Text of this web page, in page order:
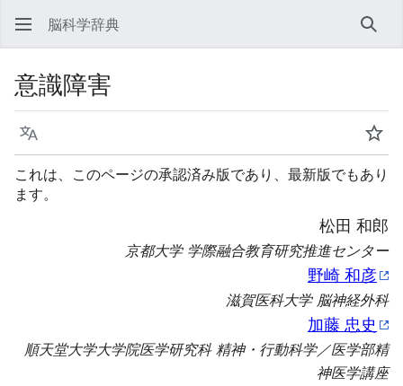
脳科学辞典 検索
意識障害
言語
ウ
これは、このページの承認済み版であり、最新版でもあり
ます。
松田 和郎
京都大学 学際融合教育研究推進センター
野崎 和彦
滋賀医科大学 脳神経外科
加藤 忠史
順天堂大学大学院医学研究科 精神・行動科学／医学部精
神医学講座